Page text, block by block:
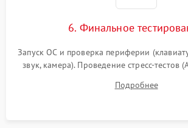
6. Финальное
Запуск ОС и проверка периферии
звук, камера). Проведение стресс-тестов
для контроля температурного режима и
системы под пиковой
Подробнее